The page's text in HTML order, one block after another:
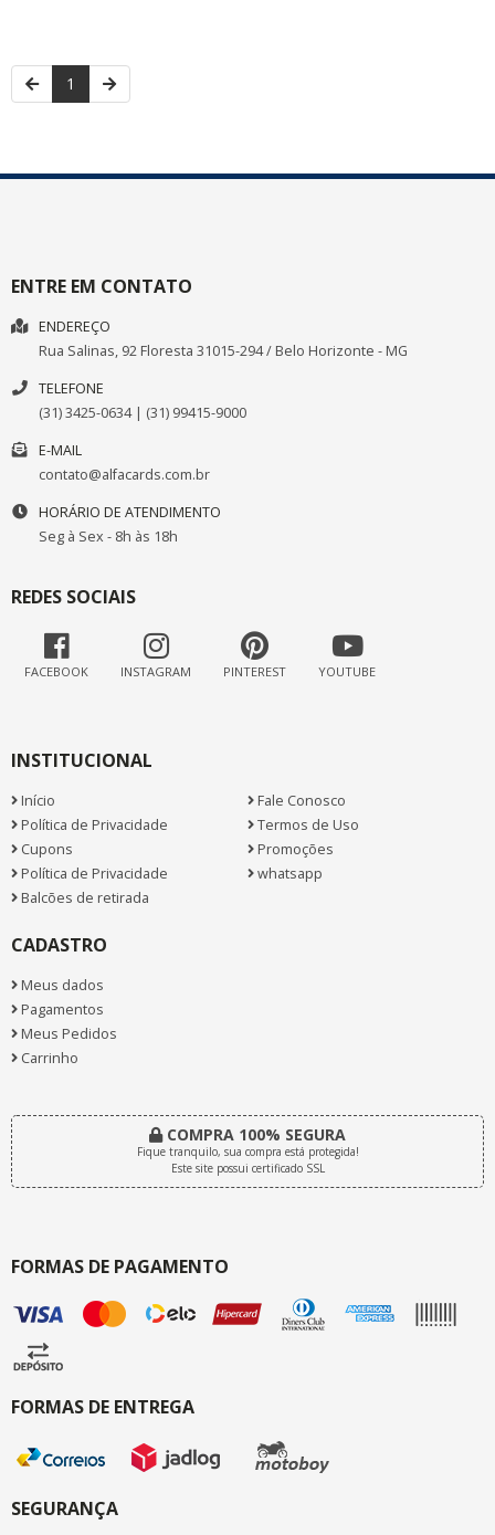
1
ENTRE EM CONTATO
ENDEREÇO
Rua Salinas, 92 Floresta 31015-294/ Belo Horizonte - MG
TELEFONE
(31) 3425-0634 | (31) 99415-9000
E-MAIL
contato@alfacards.com.br
HORÁRIO DE ATENDIMENTO
Seg à Sex - 8h às 18h
REDES SOCIAIS
FACEBOOK INSTAGRAM PINTEREST YOUTUBE
INSTITUCIONAL
Início
Fale Conosco
Política de Privacidade
Termos de Uso
Cupons
Promoções
Política de Privacidade
whatsapp
Balcões de retirada
CADASTRO
Meus dados
Pagamentos
Meus Pedidos
Carrinho
COMPRA 100% SEGURA
Fique tranquilo, sua compra está protegida!
Este site possui certificado SSL
FORMAS DE PAGAMENTO
FORMAS DE ENTREGA
SEGURANÇA